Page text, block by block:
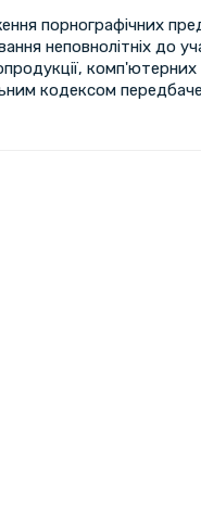
порнографічних
неповнолітніх до
комп'ютерних
кодексом